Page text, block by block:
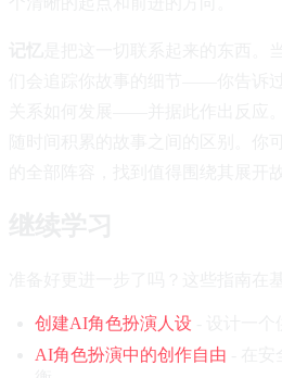
创建AI角色扮演人设
AI角色扮演中的创作自由